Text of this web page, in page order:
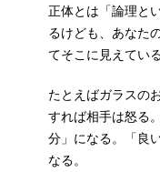
正体とは「論理と
るけども、あなた
てそこに見えてい
たとえばガラスの
すれば相手は怒る
分」になる。「良
なる。